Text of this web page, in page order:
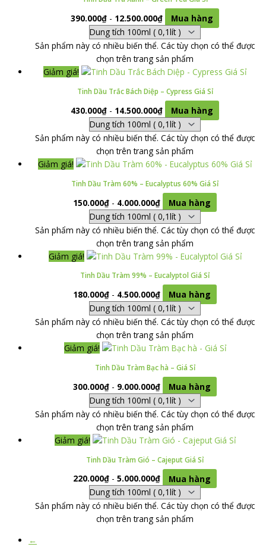
390.000₫- 12.500.000₫ Mua hàng
Sản phẩm này có nhiều biến thể. Các tùy chọn có thể được
chọn trên trang sản phẩm
Giảm giá!
Tinh Dầu Trắc Bách Diệp – Cypress Giá Sỉ
430.000₫- 14.500.000₫ Mua hàng
Sản phẩm này có nhiều biến thể. Các tùy chọn có thể được
chọn trên trang sản phẩm
Giảm giá!
Tinh Dầu Tràm 60% – Eucalyptus 60% Giá Sỉ
150.000₫- 4.000.000₫ Mua hàng
Sản phẩm này có nhiều biến thể. Các tùy chọn có thể được
chọn trên trang sản phẩm
Giảm giá!
Tinh Dầu Tràm 99% – Eucalyptol Giá Sỉ
180.000₫- 4.500.000₫ Mua hàng
Sản phẩm này có nhiều biến thể. Các tùy chọn có thể được
chọn trên trang sản phẩm
Giảm giá!
Tinh Dầu Tràm Bạc hà – Giá Sỉ
300.000₫- 9.000.000₫ Mua hàng
Sản phẩm này có nhiều biến thể. Các tùy chọn có thể được
chọn trên trang sản phẩm
Giảm giá!
Tinh Dầu Tràm Gió – Cajeput Giá Sỉ
220.000₫- 5.000.000₫ Mua hàng
Sản phẩm này có nhiều biến thể. Các tùy chọn có thể được
chọn trên trang sản phẩm
←